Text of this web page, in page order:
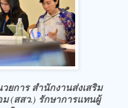
ยการ สำนักงานส่งเสริม
(สสว.) รักษาการแทนผู้